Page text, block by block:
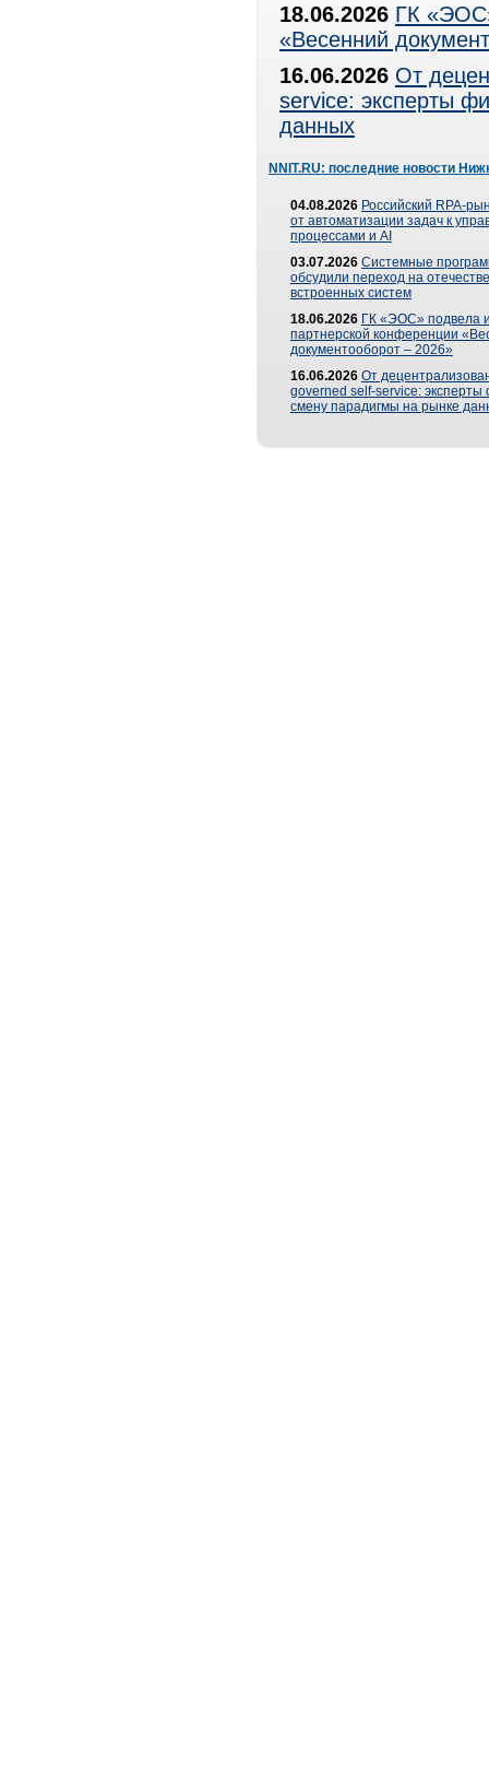
18.06.2026 ГК
«Весенний
16.06.2026 От
service: эксперты
данных
NNIT.RU: последние новости
04.08.2026 Российский RPA-
от автоматизации задач к
процессами и AI
03.07.2026 Системные
обсудили переход на
встроенных систем
18.06.2026 ГК «ЭОС» подвела
партнерской конференции
документооборот – 2026»
16.06.2026 От
governed self-service: эксперты
смену парадигмы на рынке